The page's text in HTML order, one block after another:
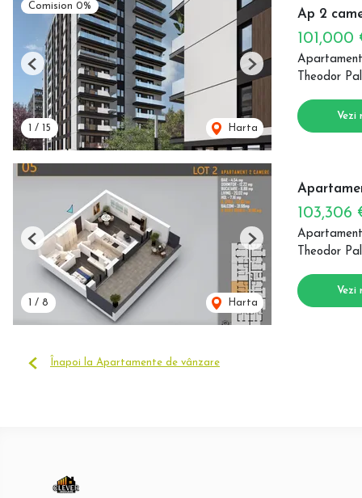
Comision 0%
/ 15 Harta
Previous Next
Ap 2
101,000
Theodor
Vezi
/ 8 Harta
Previous Next
103,306
Theodor
Vezi
Înapoi la Apartamente de vânzare